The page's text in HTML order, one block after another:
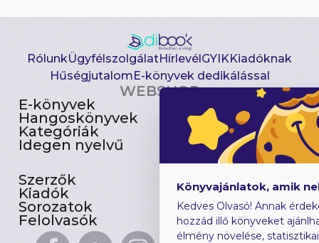
RólunkÜgyfélszolgálatHírlevél GYIKKiadóknak
Hűségjutalom E-könyvek dedikálással
WEBSHOP
E-könyvek
Hangoskönyvek
Kategóriák
Idegen nyelvű
Csomagajánlatok
Akciósak
Előjegyezhetők
Újdonságok
Szerzők
Kiadók
Sorozatok
Felolvasók
Gyerekkönyvek
Heti toplista
Ajándékutalvány
Blog
Könyvajánlatok, amik
Kedves Olvasó! Annak
hozzád illő könyveket
élmény növelése,